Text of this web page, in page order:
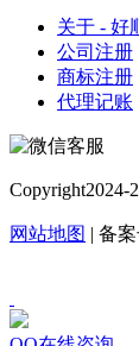
关于 - 好
公司注册
商标注册
代理记账
Copyright2024-
网站地图 | 备